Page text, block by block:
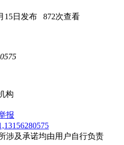
15日发布 872次查看
构
报
涉及承诺均由用户自行负责